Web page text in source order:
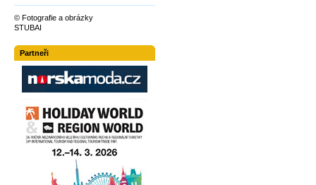
© Fotografie a obrázky
STUBAI
Partneři